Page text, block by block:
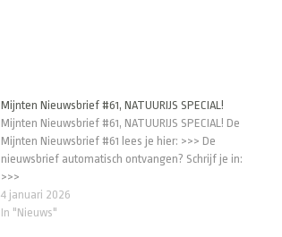
Mijnten Nieuwsbrief #61, NATUURIJS SPECIAL!
Mijnten Nieuwsbrief #61, NATUURIJS SPECIAL! De
Mijnten Nieuwsbrief #61 lees je hier: >>> De
nieuwsbrief automatisch ontvangen? Schrijf je in:
>>>
4 januari 2026
In "Nieuws"